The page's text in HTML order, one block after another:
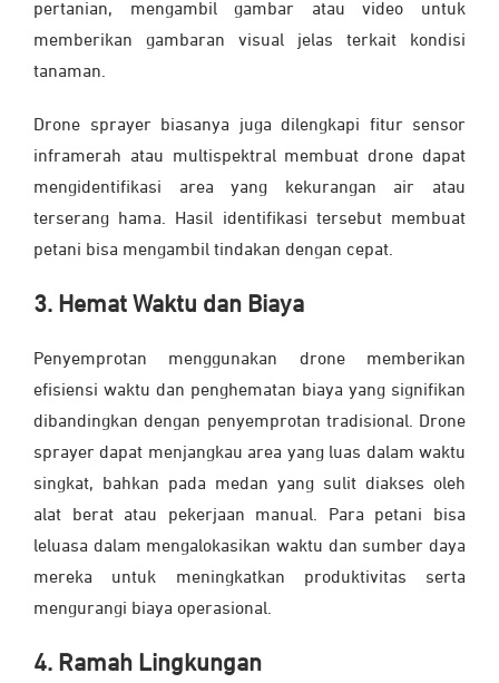
pertanian, mengambil gambar atau video untuk
memberikan gambaran visual jelas terkait kondisi
tanaman.
Drone sprayer biasanya juga dilengkapi fitur sensor
inframerah atau multispektral membuat drone dapat
mengidentifikasi area yang kekurangan air atau
terserang hama. Hasil identifikasi tersebut membuat
petani bisa mengambil tindakan dengan cepat.
3. Hemat Waktu dan Biaya
Penyemprotan menggunakan drone memberikan
efisiensi waktu dan penghematan biaya yang signifikan
dibandingkan dengan penyemprotan tradisional. Drone
sprayer dapat menjangkau area yang luas dalam waktu
singkat, bahkan pada medan yang sulit diakses oleh
alat berat atau pekerjaan manual. Para petani bisa
leluasa dalam mengalokasikan waktu dan sumber daya
mereka untuk meningkatkan produktivitas serta
mengurangi biaya operasional.
4. Ramah Lingkungan